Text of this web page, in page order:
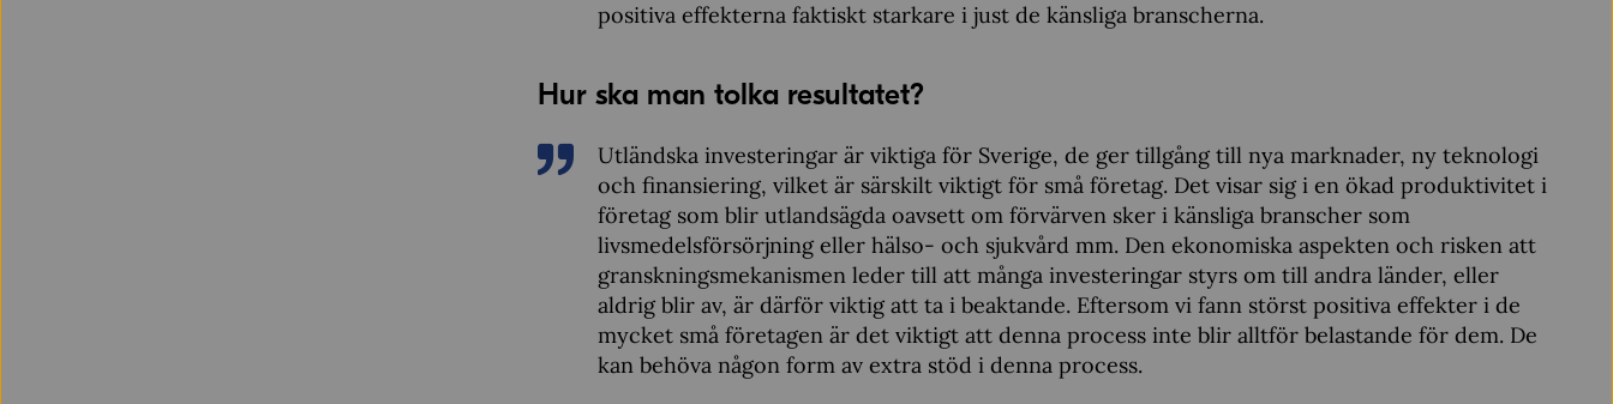
positiva effekterna faktiskt starkare i just de känsliga branscherna.
Hur ska man tolka resultatet?
Utländska investeringar är viktiga för Sverige, de ger tillgång till nya marknader, ny teknologi
och finansiering, vilket är särskilt viktigt för små företag. Det visar sig i en ökad produktivitet i
företag som blir utlandsägda oavsett om förvärven sker i känsliga branscher som
livsmedelsförsörjning eller hälso- och sjukvård mm. Den ekonomiska aspekten och risken att
granskningsmekanismen leder till att många investeringar styrs om till andra länder, eller
aldrig blir av, är därför viktig att ta i beaktande. Eftersom vi fann störst positiva effekter i de
mycket små företagen är det viktigt att denna process inte blir alltför belastande för dem. De
kan behöva någon form av extra stöd i denna process.